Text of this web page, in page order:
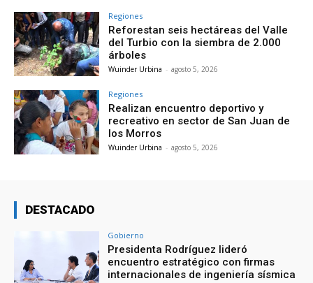
Regiones
Reforestan seis hectáreas del Valle
del Turbio con la siembra de 2.000
árboles
Wuinder Urbina - agosto 5, 2026
Regiones
Realizan encuentro deportivo y
recreativo en sector de San Juan de
los Morros
Wuinder Urbina - agosto 5, 2026
DESTACADO
Gobierno
Presidenta Rodríguez lideró
encuentro estratégico con firmas
internacionales de ingeniería sísmica